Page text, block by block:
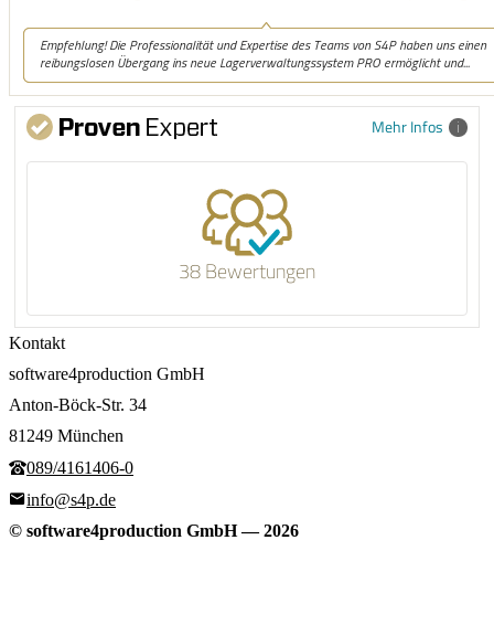
Mehr Infos
38 Bewertungen
Kontakt
software4production GmbH
Anton-Böck-Str. 34
81249 München
089/4161406-0
info@s4p.de
© software4production GmbH—2026